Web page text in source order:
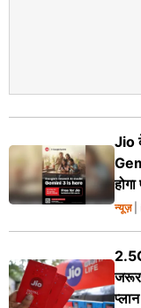
Jio
न्यूज़|
प्लान